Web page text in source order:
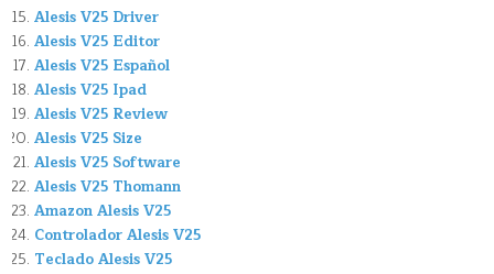
Alesis V25 Driver
Alesis V25 Editor
Alesis V25 Español
Alesis V25 Ipad
Alesis V25 Review
Alesis V25 Size
Alesis V25 Software
Alesis V25 Thomann
Amazon Alesis V25
Controlador Alesis V25
Teclado Alesis V25